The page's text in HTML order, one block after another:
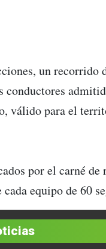
un
conductores
válido para el
por el carné
equipo de 60